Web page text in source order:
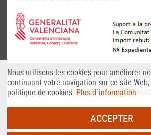
Nous utilisons les cookies pour améliorer
continuant votre navigation sur ce site
politique de cookies.Plus d´information
ACCEPTER